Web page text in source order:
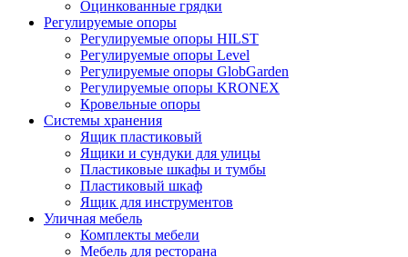
Оцинкованные грядки
Регулируемые опоры
Регулируемые опоры HILST
Регулируемые опоры Level
Регулируемые опоры GlobGarden
Регулируемые опоры KRONEX
Кровельные опоры
Системы хранения
Ящик пластиковый
Ящики и сундуки для улицы
Пластиковые шкафы и тумбы
Пластиковый шкаф
Ящик для инструментов
Уличная мебель
Комплекты мебели
Мебель для ресторана